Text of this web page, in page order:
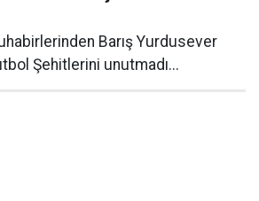
Barış Yurdusever
Şehitlerini unutmadı...